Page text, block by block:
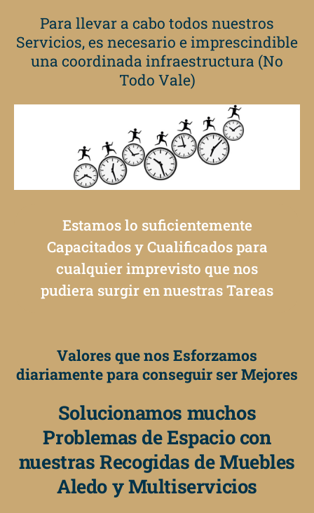
Para llevar a cabo todos nuestros
Servicios, es necesario e imprescindible
una coordinada infraestructura (No
Todo Vale)
Estamos lo suficientemente
Capacitados y Cualificados para
cualquier imprevisto que nos
pudiera surgir en nuestras Tareas
Valores que nos Esforzamos
diariamente para conseguir ser Mejores
Solucionamos muchos
Problemas de Espacio con
nuestras Recogidas de Muebles
Aledo y Multiservicios